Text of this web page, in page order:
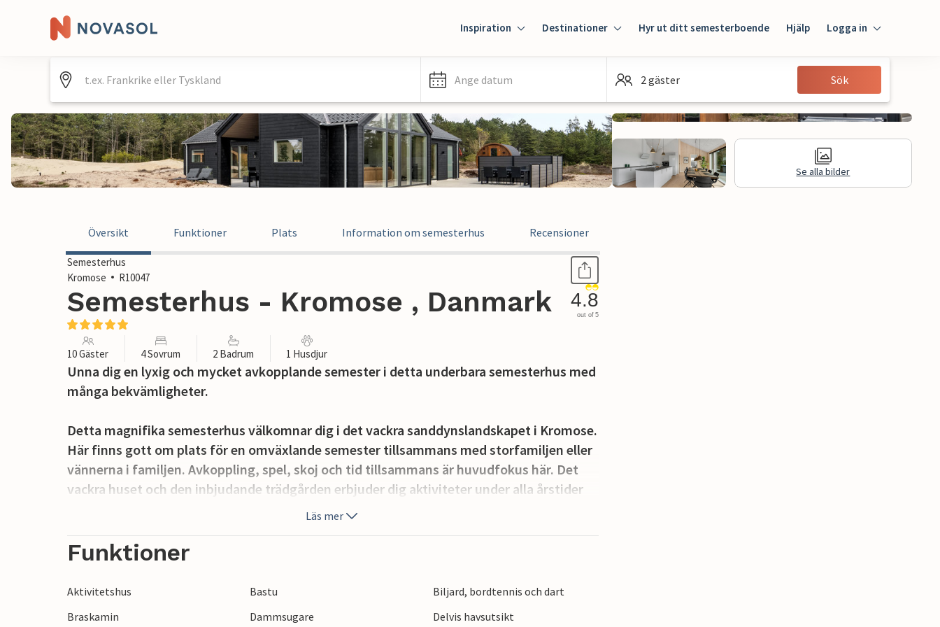
Inspiration Destinationer Hyr ut ditt semesterboende Hjälp Logga in
Gäst
Ange datum 2 gäster Sök
Se alla bilder
Översikt Funktioner Plats Information om semesterhus Recensioner
Semesterhus
Kromose
R10047
Semesterhus - Kromose , Danmark 4.8
out of 5
10 Gäster 4 Sovrum 2 Badrum 1 Husdjur
Unna dig en lyxig och mycket avkopplande semester i detta underbara semesterhus med
många bekvämligheter.
Detta magnifika semesterhus välkomnar dig i det vackra sanddynslandskapet i Kromose.
Här finns gott om plats för en omväxlande semester tillsammans med storfamiljen eller
vännerna i familjen. Avkoppling, spel, skoj och tid tillsammans är huvudfokus här. Det
vackra huset och den inbjudande trädgården erbjuder dig aktiviteter under alla årstider
och väderförhållanden. Inne i det stora vardagsrummet kan ni samlas och laga era
sprakande brasan. I aktivitetsrummet finns biljard, bordtennis, dart och en spelkonsol
Läs mer
Funktioner
Aktivitetshus Bastu
Biljard, bordtennis och dart
Braskamin
Dammsugare
Delvis havsutsikt